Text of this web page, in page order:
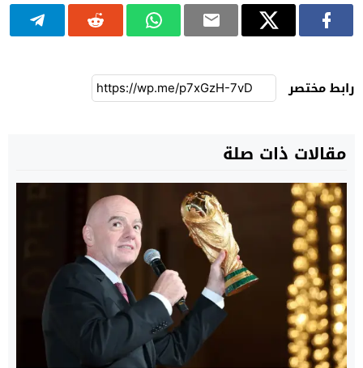
رابط مختصر
مقالات ذات صلة